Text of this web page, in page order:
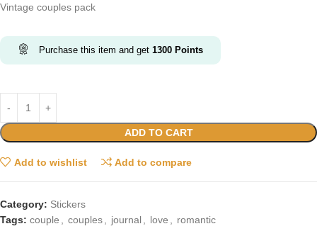
Vintage couples pack
Purchase this item and get 1300 Points
ADD TO CART
Add to wishlist Add to compare
Category: Stickers
Tags: couple , couples, journal, love , romantic